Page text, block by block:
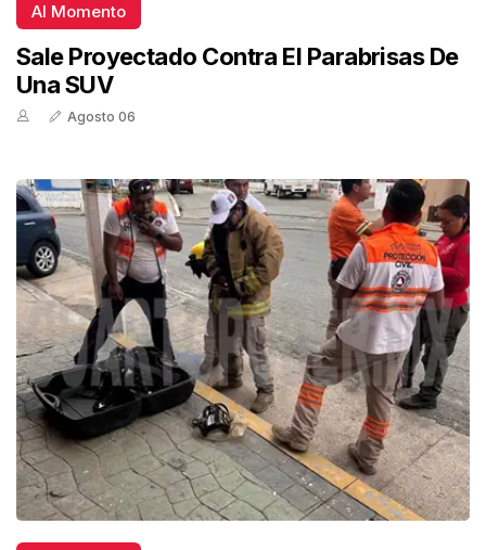
Al Momento
Sale Proyectado Contra El Parabrisas De
Una SUV
Agosto 06